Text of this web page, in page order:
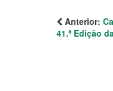
Anterior:
41.ª Edição